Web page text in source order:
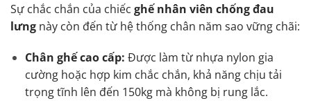
Sự chắc chắn của chiếc ghế nhân viên chống đau
lưng này còn đến từ hệ thống chân năm sao vững chãi:
Chân ghế cao cấp: Được làm từ nhựa nylon gia
cường hoặc hợp kim chắc chắn, khả năng chịu tải
trọng tĩnh lên đến 150kg mà không bị rung lắc.